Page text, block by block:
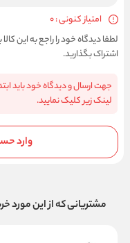
امتیاز کنونی : 0
لطفا دیدگاه خود را راجع به این
اشتراک بگذارید.
جهت ارسال و دیدگاه خود باید
لینک زیر کلیک نمایید.
وارد
مشتریانی که از این مورد